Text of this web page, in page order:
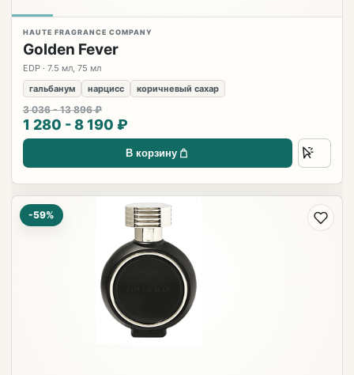
HAUTE FRAGRANCE COMPANY
Golden Fever
EDP · 7.5 мл, 75 мл
гальбанум
нарцисс коричневый сахар
3 036 - 13 896 ₽
1 280 - 8 190 ₽
В корзину
-59%